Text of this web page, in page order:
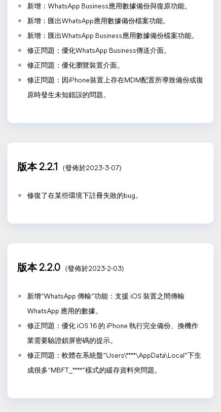
新增：WhatsApp Business應用數據備份與復原功能。
新增：匯出WhatsApp應用數據備份檔案功能。
新增：匯出WhatsApp Business應用數據備份檔案功能。
修正問題：優化WhatsApp Business傳送介面。
修正問題：優化瀏覽裝置介面。
修正問題：因iPhone裝置上存在MDM配置所導致備份或復
原時發生未知錯誤的問題。
版本 2.2.1 (發佈於2023-3-07)
修復了在某些環境下註冊失敗的bug。
版本 2.2.0 (發佈於2023-2-03)
新增“WhatsApp 傳輸”功能：支援 iOS 裝置之間傳輸
WhatsApp 應用的數據。
修正問題：優化 iOS 16 的 iPhone 執行完全備份、換機作
業需要驗證鎖屏密碼的提示。
修正問題：軟體在系統盤“Users\****\AppData\Local”下生
成很多“MBFT_****”樣式的緩存資料夾問題。